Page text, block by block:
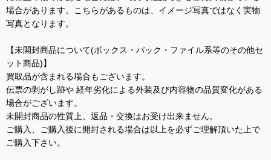
場合があります。こちらがあるものは、イメージ写真ではなく実物
写真となります。
【未開封商品について(ボックス・パック・ファイル系等のその他セ
ット商品)】
買取品が含まれる場合もございます。
伝票の剥がし跡や 経年劣化による外装及び内容物の品質変化がある
場合がございます。
未開封商品の性質上、返品・交換はお受け出来ません。
ご購入、ご購入後に開封される場合は以上を必ずご理解頂いた上で
ご購入下さい。